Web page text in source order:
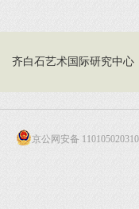
齐白石艺术国际研究中心
京公网安备